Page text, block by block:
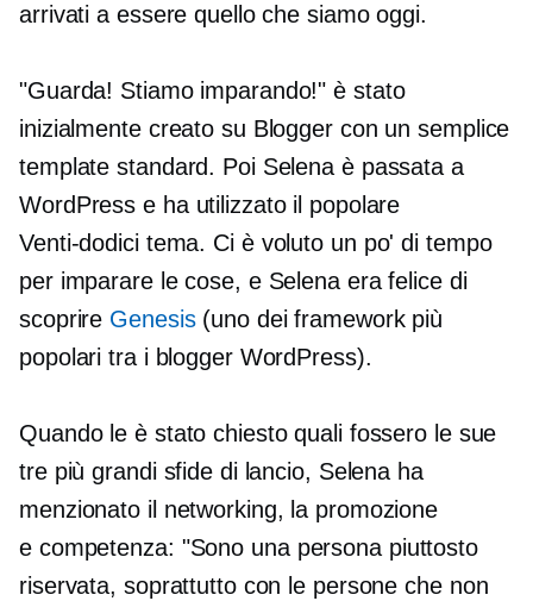
arrivati ​​a essere quello che siamo oggi.
"Guarda! Stiamo imparando!" è stato
inizialmente creato su Blogger con un semplice
template standard. Poi Selena è passata a
WordPress e ha utilizzato il popolare
Venti-dodicitema. Ci è voluto un po' di tempo
per imparare le cose, e Selena era felice di
scoprire Genesis(uno dei framework più
popolari tra i blogger WordPress).
Quando le è stato chiesto quali fossero le sue
tre più grandi sfide di lancio, Selena ha
menzionato il networking, la promozione
e competenza: "Sono una persona piuttosto
riservata, soprattutto con le persone che non